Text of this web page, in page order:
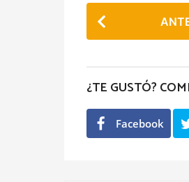
P
o
P
a
g
¿TE GUSTÓ?
Facebook